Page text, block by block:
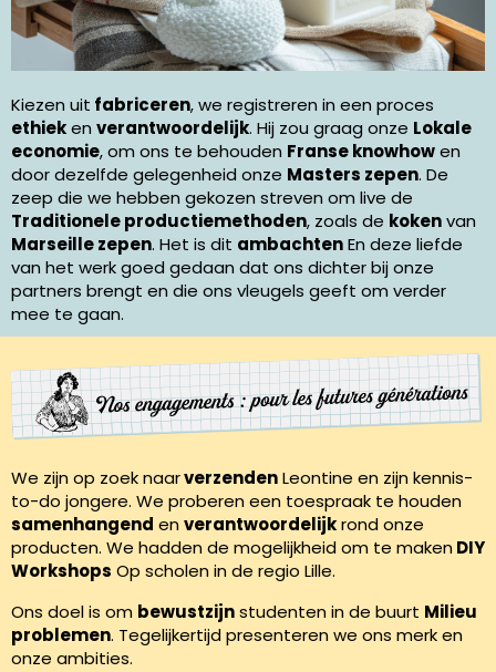
Kiezen uit fabriceren, we registreren in een proces
ethieken verantwoordelijk. Hij zou graag onze Lokale
economie, om ons te behouden Franse knowhowen
door dezelfde gelegenheid onze Masters zepen. De
zeep die we hebben gekozen streven om live de
Traditionele productiemethoden, zoals de kokenvan
Marseille zepen. Het is dit ambachtenEn deze liefde
van het werk goed gedaan dat ons dichter bij onze
partners brengt en die ons vleugels geeft om verder
mee te gaan.
We zijn op zoek naarverzendenLeontine en zijn kennis-
to-do jongere. We proberen een toespraak te houden
samenhangend enverantwoordelijkrond onze
producten. We hadden de mogelijkheid om te makenDIY
Workshops Op scholen in de regio Lille.
Ons doel is om bewustzijnstudenten in de buurt Milieu
problemen. Tegelijkertijd presenteren we ons merk en
onze ambities.